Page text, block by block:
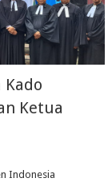
Kado
Ketua
Indonesia